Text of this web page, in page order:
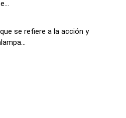
se refiere a la acción y